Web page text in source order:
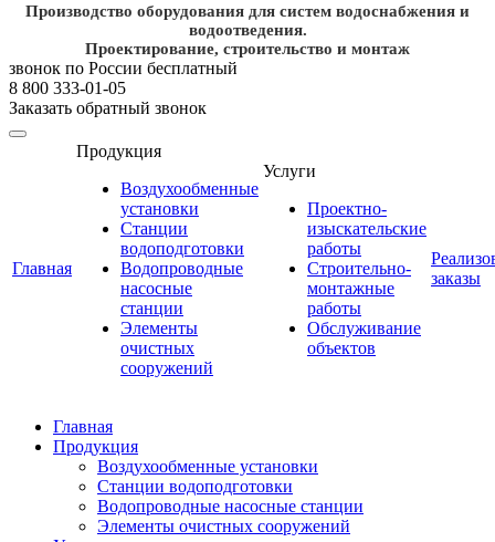
Производство оборудования для систем водоснабжения и
водоотведения.
Проектирование, строительство и монтаж
звонок по России бесплатный
8 800 333-01-05
Заказать обратный звонок
Главная
Продукция
Воздухообменные
установки
Станции
водоподготовки
Водопроводные
насосные
станции
Элементы
очистных
сооружений
Услуги
Проектно-
изыскательские
работы
Строительно-
монтажные
работы
Обслуживание
объектов
заказы
Главная
Продукция
Воздухообменные установки
Станции водоподготовки
Водопроводные насосные станции
Элементы очистных сооружений